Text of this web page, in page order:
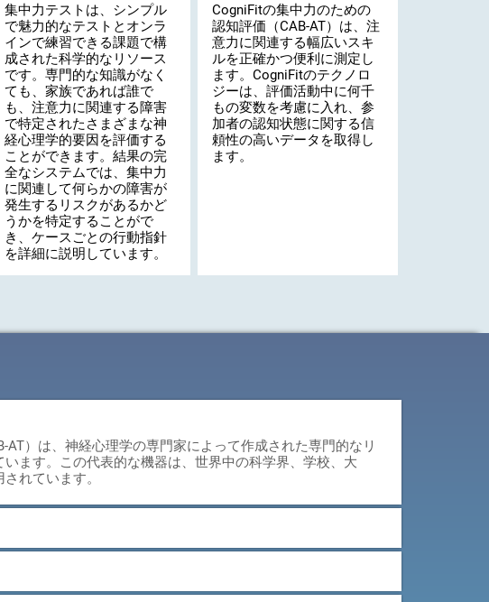
集中力テストは、シンプル
で魅力的なテストとオンラ
インで練習できる課題で構
成された科学的なリソース
です。専門的な知識がなく
ても、家族であれば誰で
も、注意力に関連する障害
で特定されたさまざまな神
経心理学的要因を評価する
ことができます。結果の完
全なシステムでは、集中力
に関連して何らかの障害が
発生するリスクがあるかど
うかを特定することがで
き、ケースごとの行動指針
を詳細に説明しています。
CogniFitの集中力のための
認知評価（CAB-AT）は、注
意力に関連する幅広いスキ
ルを正確かつ便利に測定し
ます。CogniFitのテクノロ
ジーは、評価活動中に何千
もの変数を考慮に入れ、参
加者の認知状態に関する信
頼性の高いデータを取得し
ます。
）は、神経心理学の専門家によって作成された専門的なリ
ます。この代表的な機器は、世界中の科学界、学校、大
れています。